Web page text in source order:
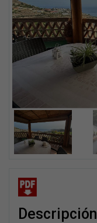
descripción